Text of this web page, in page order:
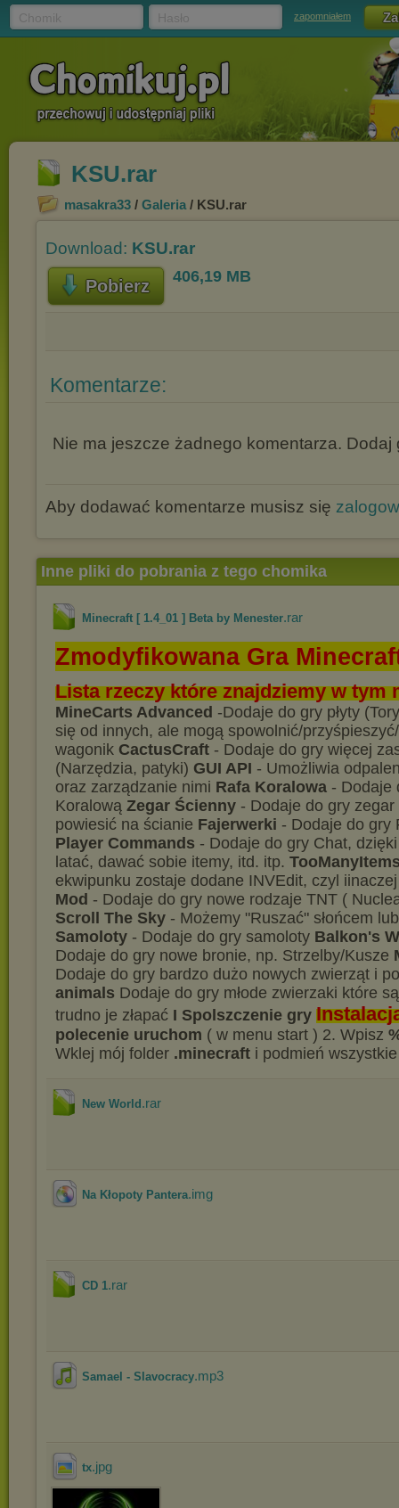
zapomniałem
KSU.rar
masakra33 / Galeria / KSU.rar
Download: KSU.rar
Pobierz 406,19 MB
Komentarze:
Nie ma jeszcze żadnego komentarza. Dodaj
Aby dodawać komentarze musisz się
Inne pliki do pobrania z tego chomika
Minecraft [ 1.4_01 ] Beta by Menester.rar
Zmodyfikowana Gra
Lista rzeczy które znajdziemy w tym
MineCarts Advanced -Dodaje do gry płyty
się od innych, ale mogą spowolnić/
wagonik CactusCraft - Dodaje do gry więcej
(Narzędzia, patyki) GUI API - Umożliwia
oraz zarządzanie nimi Rafa Koralowa - Dodaje
Koralową Zegar Ścienny - Dodaje do gry
powiesić na ścianie Fajerwerki - Dodaje do gry
Player Commands - Dodaje do gry Chat,
latać, dawać sobie itemy, itd. itp.
ekwipunku zostaje dodane INVEdit, czyl
Mod - Dodaje do gry nowe rodzaje TNT (
Scroll The Sky - Możemy "Ruszać" słońcem
Samoloty - Dodaje do gry samoloty Balkon's
Dodaje do gry nowe bronie, np. Strzelby/Kusze
Dodaje do gry bardzo dużo nowych zwierząt i
animals Dodaje do gry młode zwierzaki które
trudno je złapać I Spolszczenie gry
polecenie uruchom ( w menu start ) 2. Wpisz
Wklej mój folder .minecraft i podmień
New World .rar
Na Kłopoty Pantera.img
CD 1.rar
Samael - Slavocracy.mp3
tx.jpg